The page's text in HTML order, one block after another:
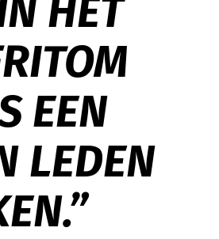
HET
EEN
LEDEN